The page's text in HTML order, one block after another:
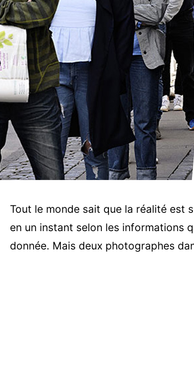
Tout le monde sait que la réalité est
en un instant selon les informations
donnée. Mais deux photographes